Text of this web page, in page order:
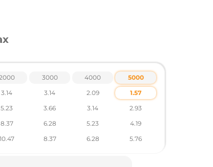
3000 4000
5000
3.14 3.14 2.09
1.57
5.23 3.66 3.14
2.93
8.37 6.28 5.23
4.19
10.47 8.37 6.28 5.76